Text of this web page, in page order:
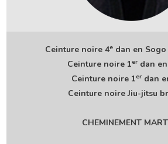
Ceinture noire 4edan en Sogo
Ceinture noire 1er dan
Ceinture noire 1erdan
Ceinture noire Jiu-jitsu
CHEMINEMENT